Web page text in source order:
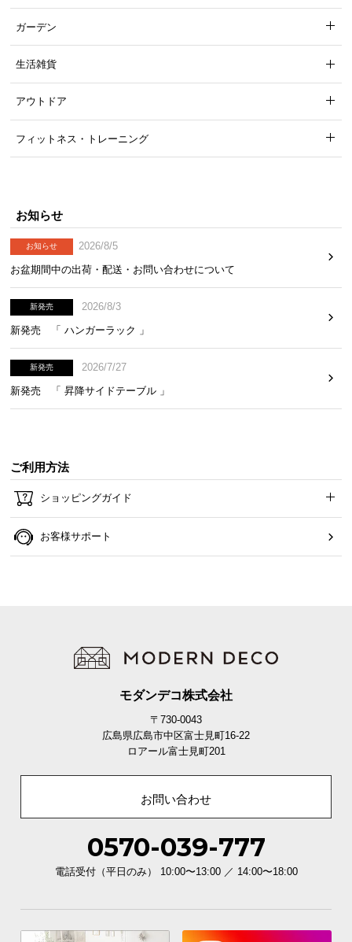
ガーデン
生活雑貨
アウトドア
フィットネス・トレーニング
お知らせ
お知らせ
2026/8/5
お盆期間中の出荷・配送・お問い合わせについて
新発売
2026/8/3
新発売 「 ハンガーラック 」
新発売
2026/7/27
新発売 「 昇降サイドテーブル 」
ご利用方法
ショッピングガイド
お客様サポート
モダンデコ株式会社
〒730-0043
広島県広島市中区富士見町16-22
ロアール富士見町201
お問い合わせ
0570-039-777
電話受付（平日のみ） 10:00〜13:00 ／ 14:00〜18:00